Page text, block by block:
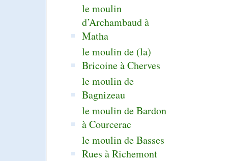
le moulin
d’Archambaud à
Matha
le moulin de (la)
Bricoine à Cherves
le moulin de
Bagnizeau
le moulin de Bardon
à Courcerac
le moulin de Basses
Rues à Richemont